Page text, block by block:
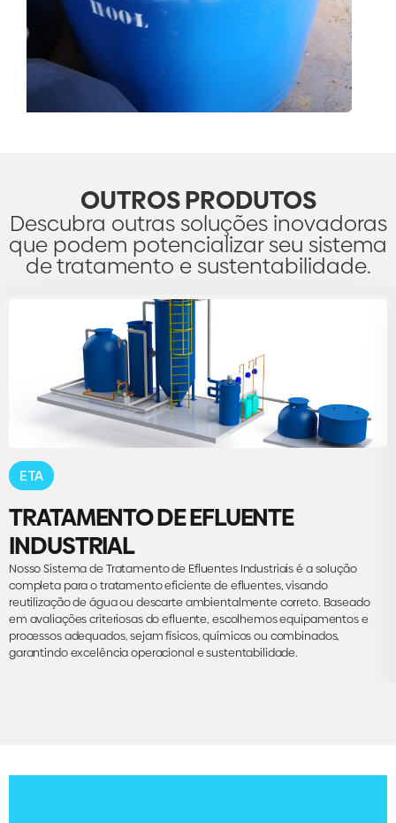
OUTROS PRODUTOS
Descubra outras soluções inovadoras
que podem potencializar seu sistema
de tratamento e sustentabilidade.
ETA
TRATAMENTO DE EFLUENTE
INDUSTRIAL
Nosso Sistema de Tratamento de Efluentes Industriais é a solução
completa para o tratamento eficiente de efluentes, visando
reutilização de água ou descarte ambientalmente correto. Baseado
em avaliações criteriosas do efluente, escolhemos equipamentos e
processos adequados, sejam físicos, químicos ou combinados,
garantindo excelência operacional e sustentabilidade.